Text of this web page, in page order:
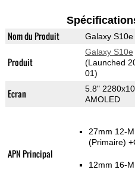
Nom du Produit Galaxy S10e
Produit
Galaxy S10e
(Launched
01)
Ecran
5.8"
AMOLED
APN Principal
27mm 12-
(Primaire)
12mm 16-